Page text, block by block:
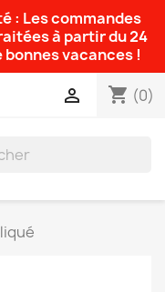
: Les commandes
à partir du 24
vacances !
shopping_cart (0)
